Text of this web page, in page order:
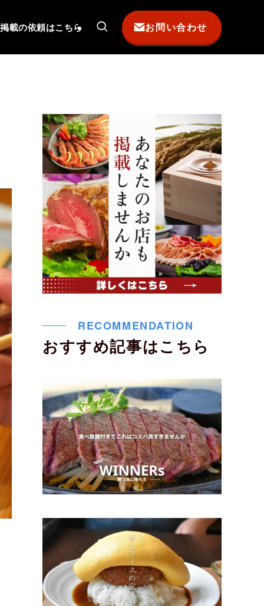
掲載の依頼はこちら お問い合わせ
RECOMMENDATION
おすすめ記事はこちら